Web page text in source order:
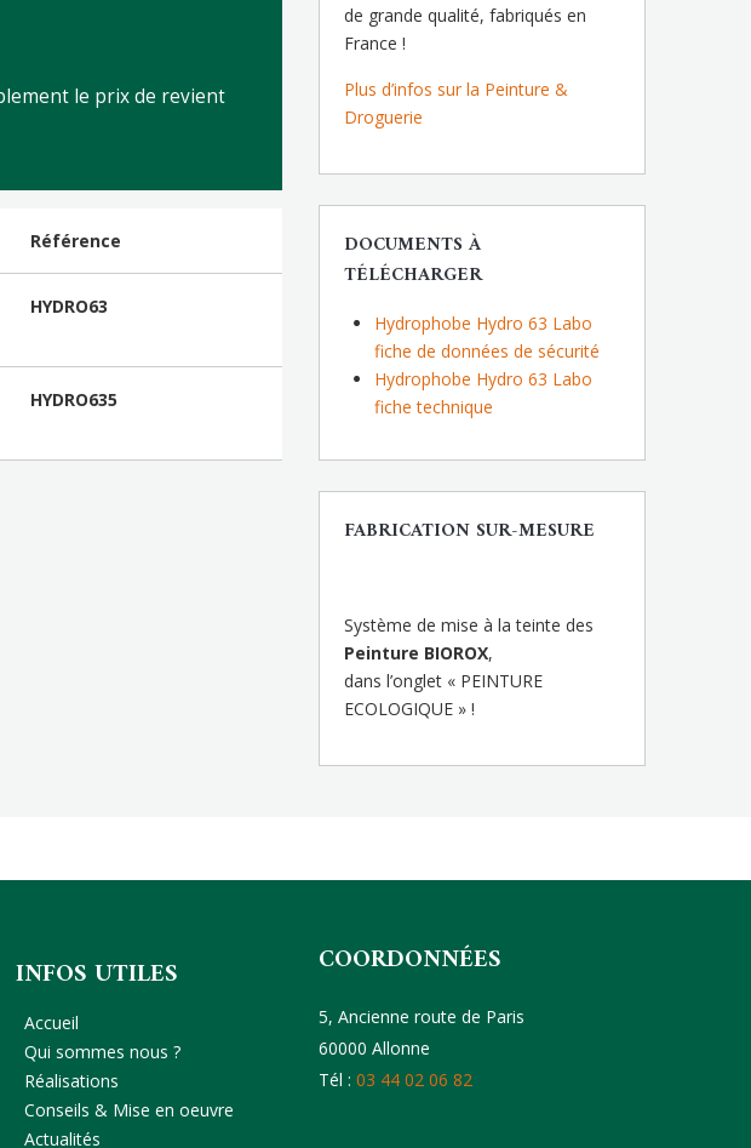
le prix de revient
Référence
HYDRO63
HYDRO635
de grande qualité, fabriqués en
France !
Plus d’infos sur la Peinture &
Droguerie
DOCUMENTS À
TÉLÉCHARGER
Hydrophobe Hydro 63 Labo
fiche de données de sécurité
Hydrophobe Hydro 63 Labo
fiche technique
FABRICATION SUR-MESURE
Système de mise à la teinte des
Peinture BIOROX,
dans l’onglet « PEINTURE
ECOLOGIQUE » !
INFOS UTILES
Accueil
Qui sommes nous ?
Réalisations
Conseils & Mise en oeuvre
Actualités
COORDONNÉES
5, Ancienne route de Paris
60000 Allonne
Tél : 03 44 02 06 82